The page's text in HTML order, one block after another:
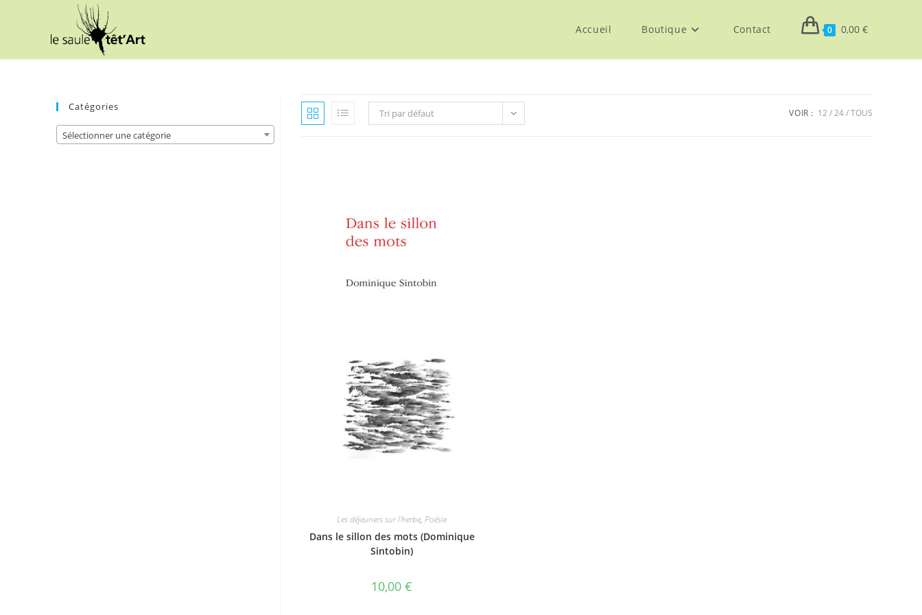
Accueil Boutique Contact 0 0,00 €
Tri par défaut VOIR : 12 24 TOUS
Les déjeuners sur l'herbe,Poésie
Dans le sillon des mots (Dominique
Sintobin)
10,00€
Catégories
Sélectionner une catégorie